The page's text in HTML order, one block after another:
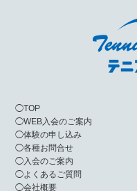
◯TOP
◯WEB入会のご案内
◯体験の申し込み
◯各種お問合せ
◯ 入会のご案内
◯よくあるご質問
◯会社概要